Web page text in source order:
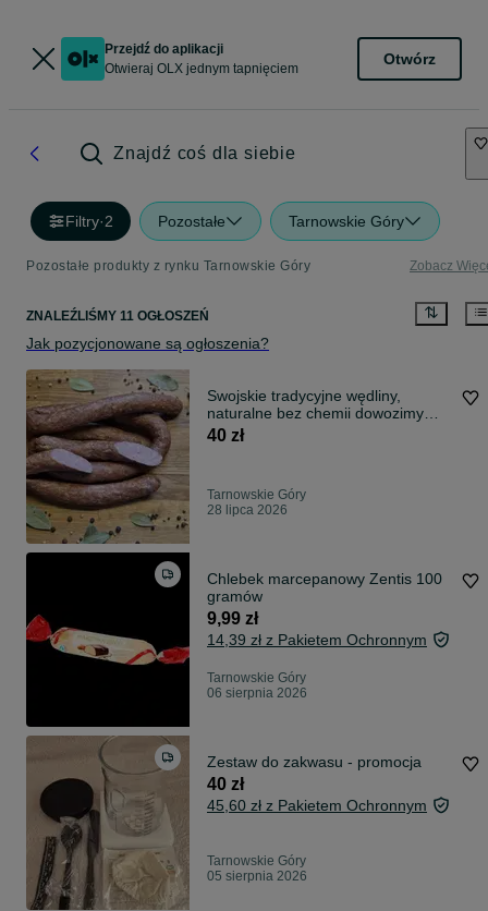
Przejdź do aplikacji
Otwieraj OLX jednym tapnięciem
Otwórz
Znajdź coś dla siebie
Filtry·2 Pozostałe Tarnowskie Góry
Pozostałe produkty z rynku Tarnowskie Góry Zobacz
ZNALEŹLIŚMY 11 OGŁOSZEŃ
Jak pozycjonowane są ogłoszenia?
Swojskie tradycyjne wędliny,
naturalne bez chemii dowozimy
pod drzwi
40 zł
Tarnowskie Góry
28 lipca 2026
Chlebek marcepanowy Zentis 100
gramów
9,99 zł
14,39 zł z Pakietem Ochronnym
Tarnowskie Góry
06 sierpnia 2026
Zestaw do zakwasu - promocja
40 zł
45,60 zł z Pakietem Ochronnym
Tarnowskie Góry
05 sierpnia 2026